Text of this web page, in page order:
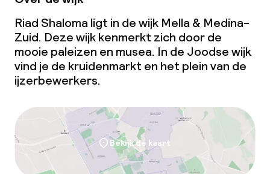
Riad Shaloma ligt in de wijk Mella & Medina-
Zuid. Deze wijk kenmerkt zich door de
mooie paleizen en musea. In de Joodse wijk
vind je de kruidenmarkt en het plein van de
ijzerbewerkers.
Bekijk de kaart